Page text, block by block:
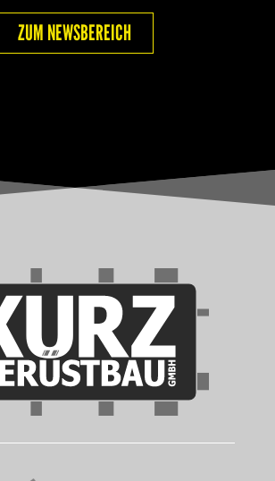
ZUM NEWSBEREICH